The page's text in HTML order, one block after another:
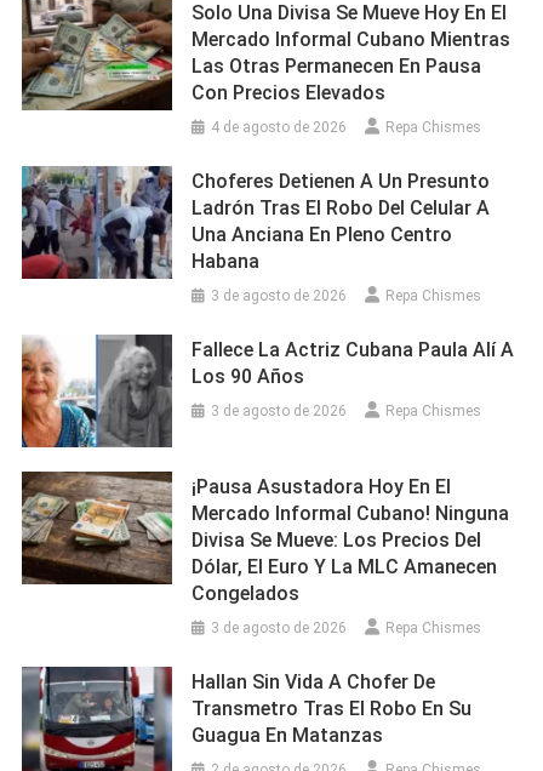
Solo Una Divisa Se Mueve Hoy En El
Mercado Informal Cubano Mientras
Las Otras Permanecen En Pausa
Con Precios Elevados
4 de agosto de 2026 Repa Chismes
Choferes Detienen A Un Presunto
Ladrón Tras El Robo Del Celular A
Una Anciana En Pleno Centro
Habana
3 de agosto de 2026 Repa Chismes
Fallece La Actriz Cubana Paula Alí A
Los 90 Años
3 de agosto de 2026 Repa Chismes
¡Pausa Asustadora Hoy En El
Mercado Informal Cubano! Ninguna
Divisa Se Mueve: Los Precios Del
Dólar, El Euro Y La MLC Amanecen
Congelados
3 de agosto de 2026 Repa Chismes
Hallan Sin Vida A Chofer De
Transmetro Tras El Robo En Su
Guagua En Matanzas